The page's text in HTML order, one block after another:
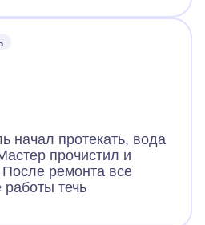
начал протекать, вода
прочистил и
ремонта все
течь